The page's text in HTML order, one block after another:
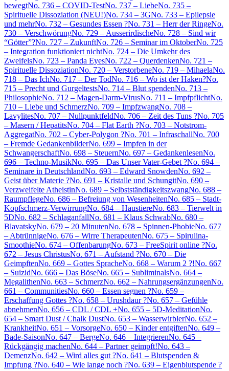
bewegtNo. 736 – COVID-TestNo. 737 – LiebeNo. 735 –
Spirituelle Dissoziation (NEU!)No. 734 – 3GNo. 733 – Epilepsie
und mehrNo. 732 – Gesundes Essen ?No. 731 – Herr der RingeNo.
730 – VerschwörungNo. 729 – AusserirdischeNo. 728 – Sind wir
“Götter”?No. 727 – ZukunftNo. 726 – Seminar im OktoberNo. 725
– Integration funktioniert nichtNo. 724 – Die Umkehr des
ZweifelsNo. 723 – Panda EyesNo. 722 – QuerdenkenNo. 721 –
Spirituelle DissoziationNo. 720 – VerstorbeneNo. 719 – MihaelaNo.
718 – Das IchNo. 717 – Der TodNo. 716 – Wo ist der Haken?No.
715 – Precht und GurgeltestsNo. 714 – Blut spendenNo. 713 –
PhilosophieNo. 712 – Magen-Darm-VirusNo. 711 – ImpfpflichtNo.
710 – Liebe und SchmerzNo. 709 – ImpfzwangNo. 708 –
LavylitesNo. 707 – NullpunktfeldNo. 706 – Zeit des Tuns ?No. 705
– Masern / HepatitsNo. 704 – Flat Earth ?No. 703 – Notstrom-
AggregatNo. 702 – Cyber-Polygon ?No. 701 – InfraschallNo. 700
– Fremde GedankenbilderNo. 699 – Impfen in der
SchwangerschaftNo. 698 – SteuernNo. 697 – GedankenlesenNo.
696 – Techno-MusikNo. 695 – Das Unser Vater-Gebet ?No. 694 –
Seminare in DeutschlandNo. 693 – Edward SnowdenNo. 692 –
Geist über Materie ?No. 691 – Kristalle und SchungitNo. 690 –
Verzweifelte AtheistinNo. 689 – SelbstständigkeitszwangNo. 688 –
RaumpflegeNo. 686 – Befreiung von WesenheitenNo. 685 – Stadt-
Kopfschmerz-VerwirrungNo. 684 – HaustiereNo. 683 – Tierwelt in
5DNo. 682 – SchlaganfallNo. 681 – Klaus SchwabNo. 680 –
BlavatskyNo. 679 – 20 MinutenNo. 678 – Spinnen-PhobieNo. 677
– AbtrünnigeNo. 676 – Wirre TherapeutenNo. 675 – Spirulina-
SmoothieNo. 674 – OffenbarungNo. 673 – FreeSpirit online ?No.
672 – Jesus ChristusNo. 671 – Aufstand ?No. 670 – Die
GeimpftenNo. 669 – Gottes SpracheNo. 668 – Warum 2 ?!No. 667
– SuizidNo. 666 – Das BöseNo. 665 – SubliminalsNo. 664 –
MegalithenNo. 663 – SchmerzNo. 662 – NahrungsergänzungenNo.
661 – CommunitiesNo. 660 – Essen segnen ?No. 659 –
Erschaffung Gottes ?No. 658 – Urushdaur ?No. 657 – Gefühle
abnehmenNo. 656 – CDL / CDL +No. 655 – 5D-MeditationNo.
654 – Smart Dust / Chalk DustNo. 653 – WasserwirblerNo. 652 –
KrankheitNo. 651 – VorsorgeNo. 650 – Kinder entgiftenNo. 649 –
Bade-SaisonNo. 647 – BergeNo. 646 – IntegrierenNo. 645 –
Rückgängig machenNo. 644 – Partner geimpft!No. 643 –
DemenzNo. 642 – Wird alles gut ?No. 641 – Blutspenden &
Impfung ?No. 640 – Wie lange noch ?No. 639 – Eigenblutspende ?